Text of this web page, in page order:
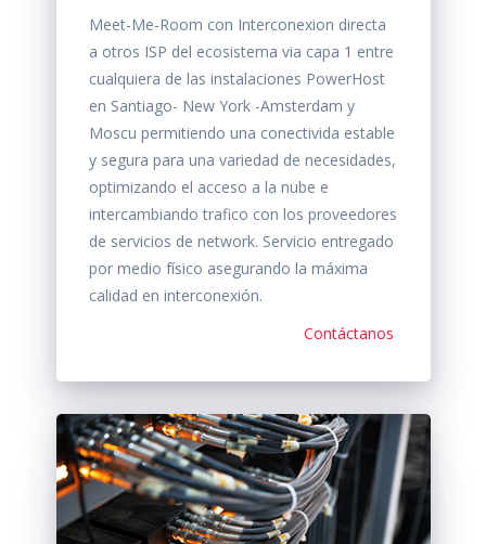
Meet-Me-Room con Interconexion directa
a otros ISP del ecosistema via capa 1 entre
cualquiera de las instalaciones PowerHost
en Santiago- New York -Amsterdam y
Moscu permitiendo una conectivida estable
y segura para una variedad de necesidades,
optimizando el acceso a la nube e
intercambiando trafico con los proveedores
de servicios de network. Servicio entregado
por medio físico asegurando la máxima
calidad en interconexión.
Contáctanos